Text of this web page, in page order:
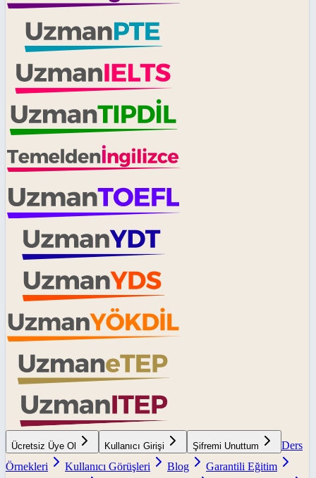
Ücretsiz Üye Ol Kullanıcı Girişi Şifremi Unuttum
Ders
Örnekleri
Kullanıcı Görüşleri Blog
Garantili Eğitim